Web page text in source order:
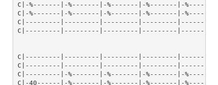
C|-%-------|-%-------|-%-------|-%-------|-
C|-%-------|-%-------|-%-------|-%-------|-%-------
C|---------|---------|---------|---------
C|---------|---------|---------|---------
C|---------|---------|---------|---------
C|---------|---------|---------|---------|---------
C|---------|-%-------|-%-------|-%-------|-%-------
C|-40------|-%-------|-%-------|-%-------|-